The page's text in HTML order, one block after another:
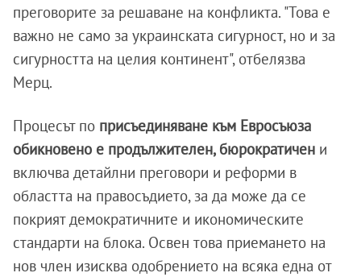
преговорите за решаване на конфликта. "Това е
важно не само за украинската сигурност, но и за
сигурността на целия континент", отбелязва
Мерц.
Процесът по присъединяване към Евросъюза
обикновено е продължителен, бюрократичен и
включва детайлни преговори и реформи в
областта на правосъдието, за да може да се
покрият демократичните и икономическите
стандарти на блока. Освен това приемането на
нов член изисква одобрението на всяка една от